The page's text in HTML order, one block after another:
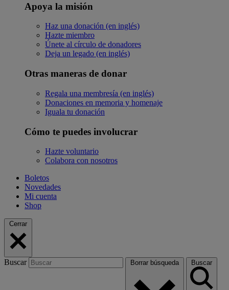
Apoya la misión
Haz una donación (en inglés)
Hazte miembro
Únete al círculo de donadores
Deja un legado (en inglés)
Otras maneras de donar
Regala una membresía (en inglés)
Donaciones en memoria y homenaje
Iguala tu donación
Cómo te puedes involucrar
Hazte voluntario
Colabora con nosotros
Boletos
Novedades
Mi cuenta
Shop
Cerrar
Buscar Borrar búsqueda Buscar